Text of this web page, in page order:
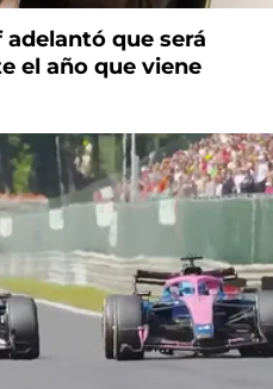
que será
el año que viene